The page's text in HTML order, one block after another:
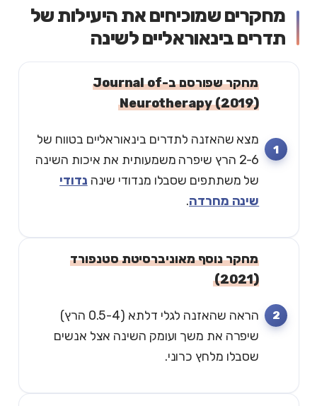
מחקרים שמוכיחים את היעילות של
תדרים בינאוראליים לשינה
מחקר שפורסם ב-Journal of
Neurotherapy (2019)
מצא שהאזנה לתדרים בינאוראליים בטווח של
2-6 הרץ שיפרה משמעותית את איכות השינה
של משתתפים שסבלו מנדודי שינה נדודי
שינה מחרדה.
מחקר נוסף מאוניברסיטת סטנפורד
(2021)
הראה שהאזנה לגלי דלתא (0.5-4 הרץ)
שיפרה את משך ועומק השינה אצל אנשים
שסבלו מלחץ כרוני.